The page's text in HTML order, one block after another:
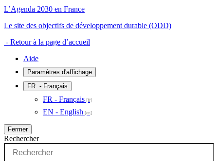
L’Agenda 2030 en France
Le site des objectifs de développement durable (ODD)
- Retour à la page d’accueil
Aide
Paramètres d'affichage
FR - Français
FR - Français
EN - English
Fermer
Rechercher